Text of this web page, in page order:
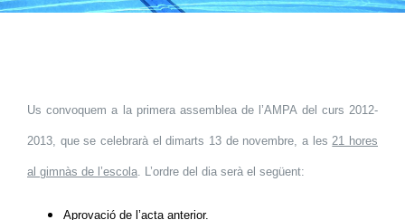
Us convoquem a la primera assemblea de l’AMPA del curs 2012-
2013, que se celebrarà el dimarts 13 de novembre, a les21 hores
al gimnàs de l’escola. L’ordre del dia serà el següent:
Aprovació de l’acta anterior.